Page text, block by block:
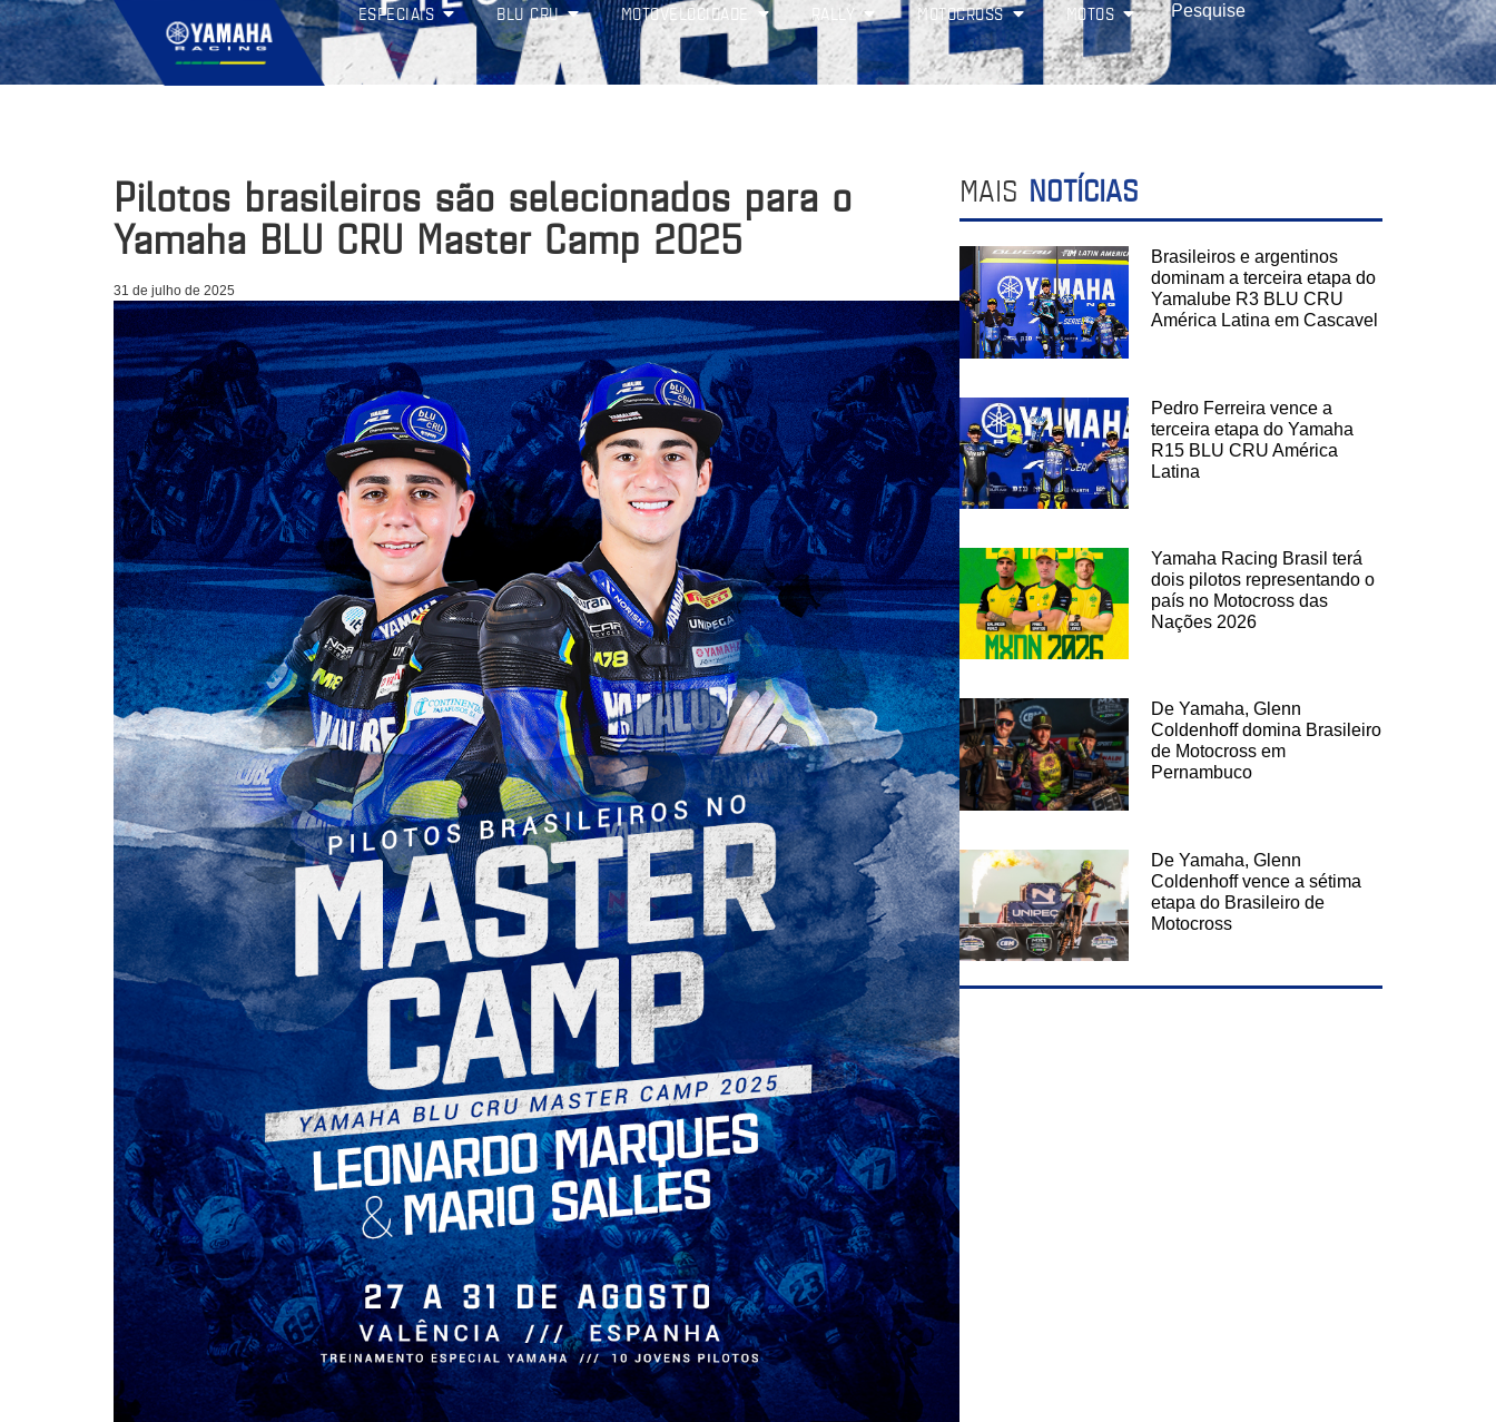
ESPECIAIS BLU CRU MOTOVELOCIDADE RALLY MOTOCROSS MOTOS
Pilotos brasileiros são selecionados para o
Yamaha BLU CRU Master Camp 2025
31 de julho de 2025
MAIS NOTÍCIAS
Brasileiros e argentinos
dominam a terceira etapa do
Yamalube R3 BLU CRU
América Latina em Cascavel
Pedro Ferreira vence a
terceira etapa do Yamaha
R15 BLU CRU América
Latina
Yamaha Racing Brasil terá
dois pilotos representando o
país no Motocross das
Nações 2026
De Yamaha, Glenn
Coldenhoff domina Brasileiro
de Motocross em
Pernambuco
De Yamaha, Glenn
Coldenhoff vence a sétima
etapa do Brasileiro de
Motocross